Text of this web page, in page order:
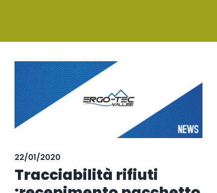
SERVIZI
EVENTI NOVITÀ
Ingrandisci
immagine
22/01/2020
Tracciabilità rifiuti